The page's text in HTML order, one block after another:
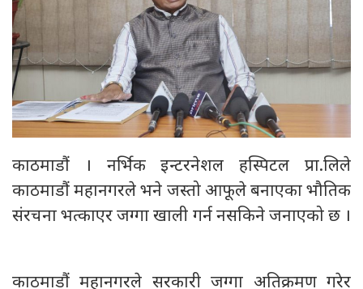
काठमाडौं । नर्भिक इन्टरनेशल हस्पिटल प्रा.लिले
काठमाडौं महानगरले भने जस्तो आफूले बनाएका भौतिक
संरचना भत्काएर जग्गा खाली गर्न नसकिने जनाएको छ ।
काठमाडौं महानगरले सरकारी जग्गा अतिक्रमण गरेर